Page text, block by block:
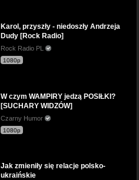
Karol, przyszły - niedoszły Andrzeja
Dudy [Rock Radio]
Rock Radio PL
1080p
W czym WAMPIRY jedzą POSIŁKI?
[SUCHARY WIDZÓW]
Czarny Humor
1080p
Jak zmieniły się relacje polsko-
ukraińskie